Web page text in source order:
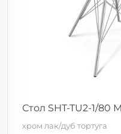
Стол SHT-TU2-1/80
хром лак/дуб тортуга